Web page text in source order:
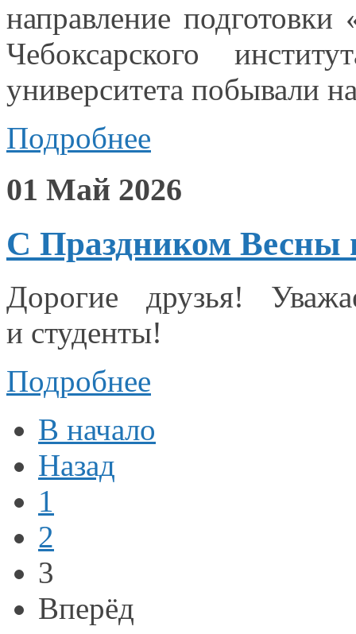
направление
Чебоксарского
университета побывали
Подробнее
01 Май 2026
С Праздником Весны
Дорогие друзья!
и студенты!
Подробнее
В начало
Назад
1
2
3
Вперёд